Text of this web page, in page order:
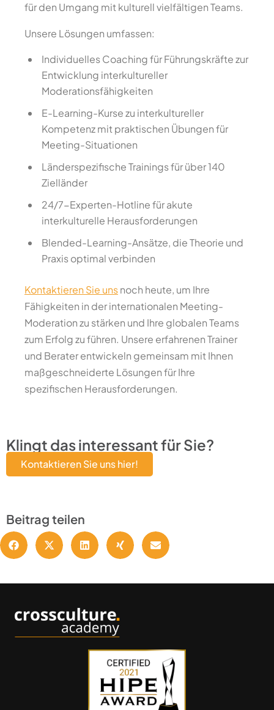
für den Umgang mit kulturell vielfältigen Teams.
Unsere Lösungen umfassen:
Individuelles Coaching für Führungskräfte zur
Entwicklung interkultureller
Moderationsfähigkeiten
E-Learning-Kurse zu interkultureller
Kompetenz mit praktischen Übungen für
Meeting-Situationen
Länderspezifische Trainings für über 140
Zielländer
24/7-Experten-Hotline für akute
interkulturelle Herausforderungen
Blended-Learning-Ansätze, die Theorie und
Praxis optimal verbinden
Kontaktieren Sie unsnoch heute, um Ihre
Fähigkeiten in der internationalen Meeting-
Moderation zu stärken und Ihre globalen Teams
zum Erfolg zu führen. Unsere erfahrenen Trainer
und Berater entwickeln gemeinsam mit Ihnen
maßgeschneiderte Lösungen für Ihre
spezifischen Herausforderungen.
Klingt das interessant für Sie?
Kontaktieren Sie uns hier!
Beitrag teilen